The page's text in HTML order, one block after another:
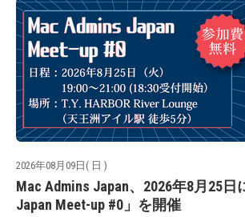
2026年08月09日( 日 )
Mac Admins Japan、2026年8月25日
Japan Meet-up #0」を開催